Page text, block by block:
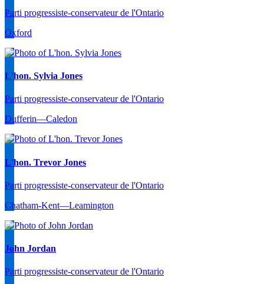
Parti progressiste-conservateur de l'Ontario
Oxford
L'hon. Sylvia Jones
Parti progressiste-conservateur de l'Ontario
Dufferin—Caledon
L'hon. Trevor Jones
Parti progressiste-conservateur de l'Ontario
Chatham-Kent—Leamington
John Jordan
Parti progressiste-conservateur de l'Ontario